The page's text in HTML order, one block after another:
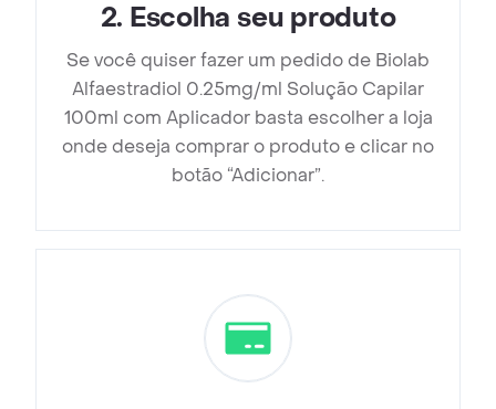
2. Escolha seu produto
Se você quiser fazer um pedido de Biolab
Alfaestradiol 0.25mg/ml Solução Capilar
100ml com Aplicador basta escolher a loja
onde deseja comprar o produto e clicar no
botão “Adicionar”.